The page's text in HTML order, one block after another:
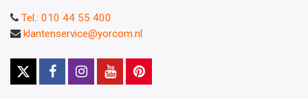
Tel.: 010 44 55 400
klantenservice@yorcom.nl